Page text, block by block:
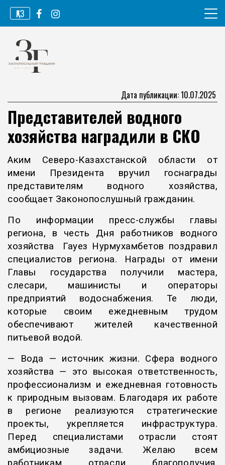
Перейти
содержимому
ҚАЗ
Законопослушный гражданин
Дата публикации: 10.07.2025
Представителей водного
хозяйства наградили в СКО
Аким Северо-Казахстанской области от
имени Президента вручил госнаграды
представителям водного хозяйства,
сообщает Законопослушный гражданин.
По информации пресс-службы главы
региона, в честь Дня работников водного
хозяйства Гауез Нурмухамбетов поздравил
специалистов региона. Награды от имени
Главы государства получили мастера,
слесари, машинисты и операторы
предприятий водоснабжения. Те люди,
которые своим ежедневным трудом
обеспечивают жителей качественной
питьевой водой.
— Вода — источник жизни. Сфера водного
хозяйства — это высокая ответственность,
профессионализм и ежедневная готовность
к природным вызовам. Благодаря их работе
в регионе реализуются стратегические
проекты, укрепляется инфраструктура.
Перед специалистами отрасли стоят
амбициозные задачи. Желаю всем